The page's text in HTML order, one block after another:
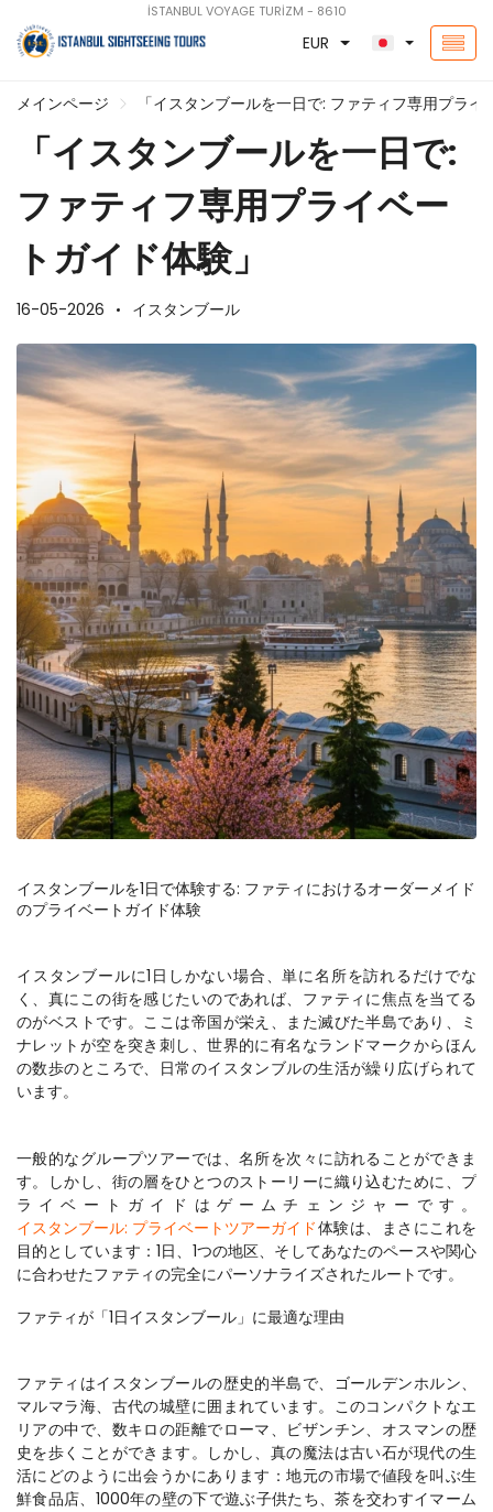
İSTANBUL VOYAGE TURİZM - 8610
EUR
メインページ 「イスタンブールを一日で: ファティフ専用プラ
「イスタンブールを一日で:
ファティフ専用プライベー
トガイド体験」
16-05-2026 イスタンブール
イスタンブールを1日で体験する: ファティにおけるオーダーメイド
のプライベートガイド体験
イスタンブールに1日しかない場合、単に名所を訪れるだけでな
く、真にこの街を感じたいのであれば、ファティに焦点を当てる
のがベストです。ここは帝国が栄え、また滅びた半島であり、ミ
ナレットが空を突き刺し、世界的に有名なランドマークからほん
の数歩のところで、日常のイスタンブルの生活が繰り広げられて
一般的なグループツアーでは、名所を次々に訪れることができま
す。しかし、街の層をひとつのストーリーに織り込むために、プ
ライベートガイドはゲームチェンジャーです。
イスタンブール: プライベートツアーガイド体験は、まさにこれを
目的としています：1日、1つの地区、そしてあなたのペースや関心
ファティが「1日イスタンブール」に最適な理由
ファティはイスタンブールの歴史的半島で、ゴールデンホルン、
マルマラ海、古代の城壁に囲まれています。このコンパクトなエ
リアの中で、数キロの距離でローマ、ビザンチン、オスマンの歴
史を歩くことができます。しかし、真の魔法は古い石が現代の生
活にどのように出会うかにあります：地元の市場で値段を叫ぶ生
鮮食品店、1000年の壁の下で遊ぶ子供たち、茶を交わすイマーム